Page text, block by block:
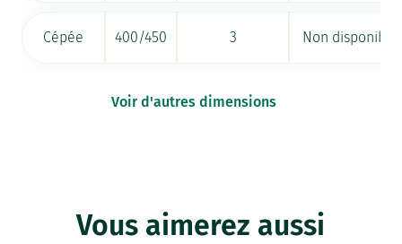
Cépée 400/450 3 Non disponible
Voir d'autres dimensions
Vous aimerez aussi